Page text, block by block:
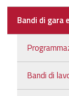
Bandi di gara
Bandi di